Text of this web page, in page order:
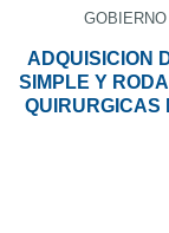
ADQUISICION
SIMPLE Y
QUIRURGICAS